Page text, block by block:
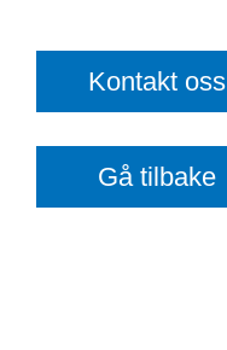
Kontakt oss
Gå tilbake